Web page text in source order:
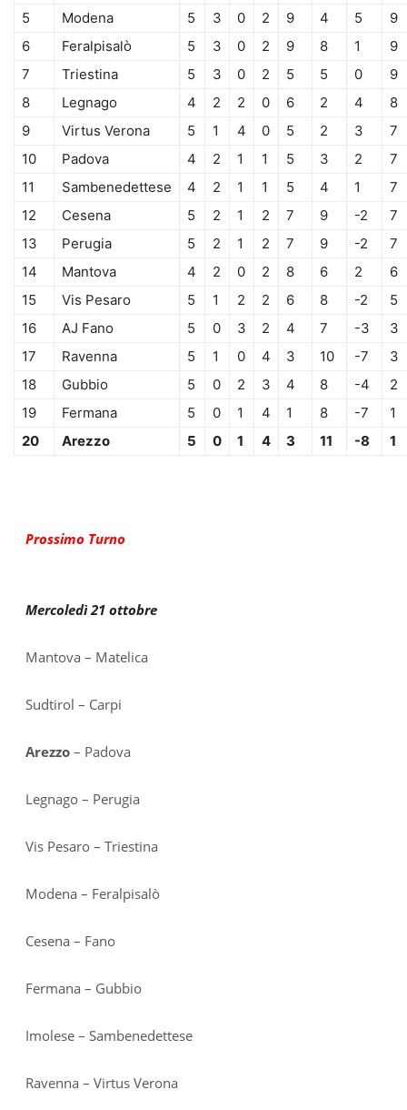
5
Modena 5 3 0 2 9 4 5
9
6
Feralpisalò 5 3 0 2 9 8 1
9
7
Triestina 5 3 0 2 5 5 0
9
8
Legnago 4 2 2 0 6 2 4
8
9
Virtus Verona 5 1 4 0 5 2 3
7
10
Padova 4 2 1 1 5 3 2
7
11
Sambenedettese 4 2 1 1 5 4 1
7
12
Cesena 5 2 1 2 7 9 -2
7
13
Perugia 5 2 1 2 7 9 -2
7
14
Mantova 4 2 0 2 8 6 2
6
15
Vis Pesaro 5 1 2 2 6 8 -2
5
16
AJ Fano 5 0 3 2 4 7 -3
3
17
Ravenna 5 1 0 4 3 10 -7
3
18
Gubbio 5 0 2 3 4 8 -4
2
19
Fermana 5 0 1 4 1 8 -7
1
20
Arezzo 5 0 1 4 3 11 -8 1
Prossimo Turno
Mercoledì 21 ottobre
Mantova – Matelica
Sudtirol – Carpi
Arezzo – Padova
Legnago – Perugia
Vis Pesaro – Triestina
Modena – Feralpisalò
Cesena – Fano
Fermana – Gubbio
Imolese – Sambenedettese
Ravenna – Virtus Verona